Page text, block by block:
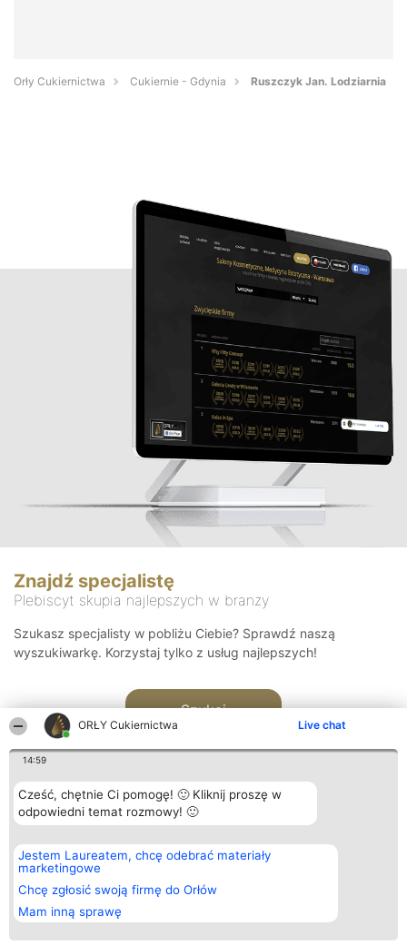
ORŁY Cukiernictwa Live chat
14:59
Cześć, chętnie Ci pomogę! 🙂 Kliknij proszę w
odpowiedni temat rozmowy! 🙂
Jestem Laureatem, chcę odebrać materiały
marketingowe
Chcę zgłosić swoją firmę do Orłów
Mam inną sprawę
Orły Cukiernictwa Cukiernie - Gdynia Ruszczyk Jan. Lodziarnia
Znajdź specjalistę
Plebiscyt skupia najlepszych w branży
Szukasz specjalisty w pobliżu Ciebie? Sprawdź naszą
wyszukiwarkę. Korzystaj tylko z usług najlepszych!
Szukaj
Organizator plebiscytu
Bright Side Solutions sp. z o.
o. sp. k.
ul. Ruska 22
Wrocław 50-079
KRS 0000749100 | Regon
381313360 | NIP 8943132676
Plebiscyt
Laureaci
wszystkich
Laureatów
Regulamin
Kontakt
Kontakt